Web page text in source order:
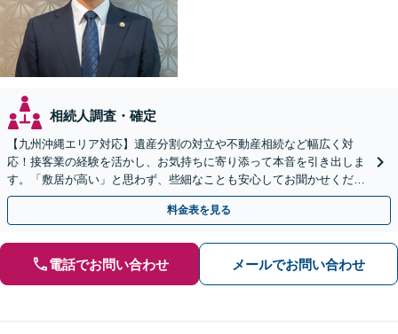
相続人調査・確定
【九州沖縄エリア対応】遺産分割の対立や不動産相続など幅広く対
応！接客業の経験を活かし、お気持ちに寄り添って本音を引き出しま
す。「敷居が高い」と思わず、些細なことも安心してお聞かせくださ
い【初回相談無料】【夜間・休日相談可】
料金表を見る
電話でお問い合わせ メールでお問い合わせ